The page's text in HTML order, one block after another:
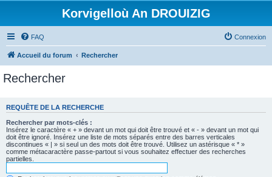
Korvigelloù An DROUIZIG
FAQ Connexion
Accueil du forum Rechercher
Rechercher
REQUÊTE DE LA RECHERCHE
Rechercher par mots-clés :
Insérez le caractère « + » devant un mot qui doit être trouvé et « - » devant un mot qui
doit être ignoré. Insérez une liste de mots séparés entre des barres verticales
discontinues « | » si seul un des mots doit être trouvé. Utilisez un astérisque « * »
comme métacaractère passe-partout si vous souhaitez effectuer des recherches
partielles.